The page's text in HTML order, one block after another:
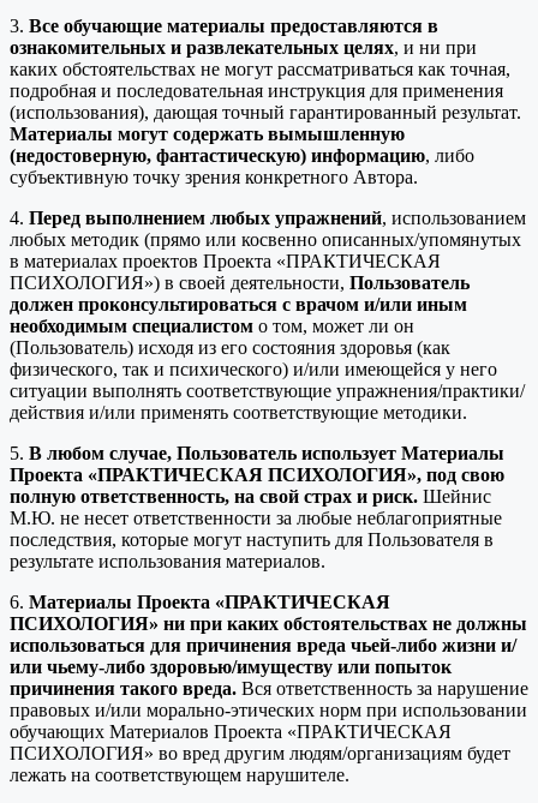
3. Все обучающие материалы предоставляются в
ознакомительных и развлекательных целях, и ни при
каких обстоятельствах не могут рассматриваться как точная,
подробная и последовательная инструкция для применения
(использования), дающая точный гарантированный результат.
Материалы могут содержать вымышленную
(недостоверную, фантастическую) информацию, либо
субъективную точку зрения конкретного Автора.
4. Перед выполнением любых упражнений, использованием
любых методик (прямо или косвенно описанных/упомянутых
в материалах проектов Проекта «ПРАКТИЧЕСКАЯ
ПСИХОЛОГИЯ») в своей деятельности, Пользователь
должен проконсультироваться с врачом и/или иным
необходимым специалистом о том, может ли он
(Пользователь) исходя из его состояния здоровья (как
физического, так и психического) и/или имеющейся у него
ситуации выполнять соответствующие упражнения/практики/
действия и/или применять соответствующие методики.
5. В любом случае, Пользователь использует Материалы
Проекта «ПРАКТИЧЕСКАЯ ПСИХОЛОГИЯ», под свою
полную ответственность, на свой страх и риск. Шейнис
М.Ю. не несет ответственности за любые неблагоприятные
последствия, которые могут наступить для Пользователя в
результате использования материалов.
6. Материалы Проекта «ПРАКТИЧЕСКАЯ
ПСИХОЛОГИЯ» ни при каких обстоятельствах не должны
использоваться для причинения вреда чьей-либо жизни и/
или чьему-либо здоровью/имуществу или попыток
причинения такого вреда. Вся ответственность за нарушение
правовых и/или морально-этических норм при использовании
обучающих Материалов Проекта «ПРАКТИЧЕСКАЯ
ПСИХОЛОГИЯ» во вред другим людям/организациям будет
лежать на соответствующем нарушителе.